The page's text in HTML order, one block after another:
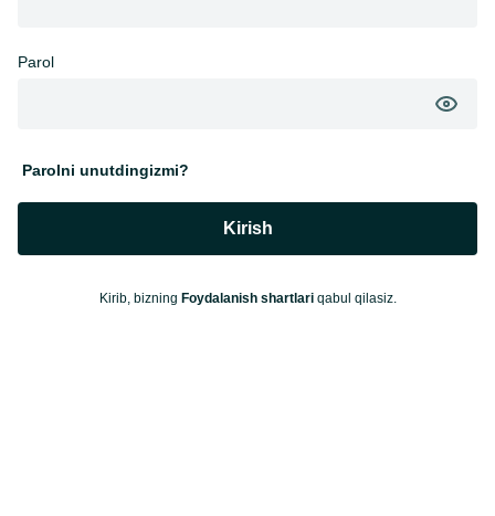
Parol
Parolni unutdingizmi?
Kirish
Kirib, bizning Foydalanish shartlariqabul qilasiz.